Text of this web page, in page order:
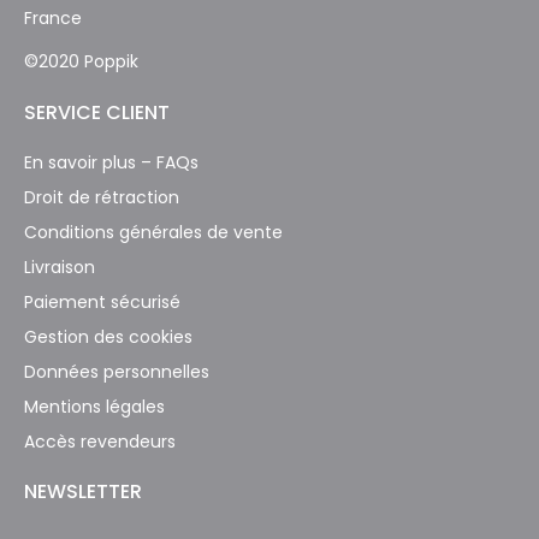
France
©2020 Poppik
SERVICE CLIENT
En savoir plus – FAQs
Droit de rétraction
Conditions générales de vente
Livraison
Paiement sécurisé
Gestion des cookies
Données personnelles
Mentions légales
Accès revendeurs
NEWSLETTER